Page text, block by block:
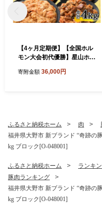
【4ヶ月定期便】【全国ホル
モン大会初代優勝】星山ホル
もも肉4ヶ月定期便セット
寄附金額 36,000円
ふるさと納税ホーム 肉
福井県大野市 新ブランド “奇跡の
kg ブロック[O-048001]
ふるさと納税ホーム ランキ
豚肉ランキング
福井県大野市 新ブランド “奇跡の
kg ブロック[O-048001]